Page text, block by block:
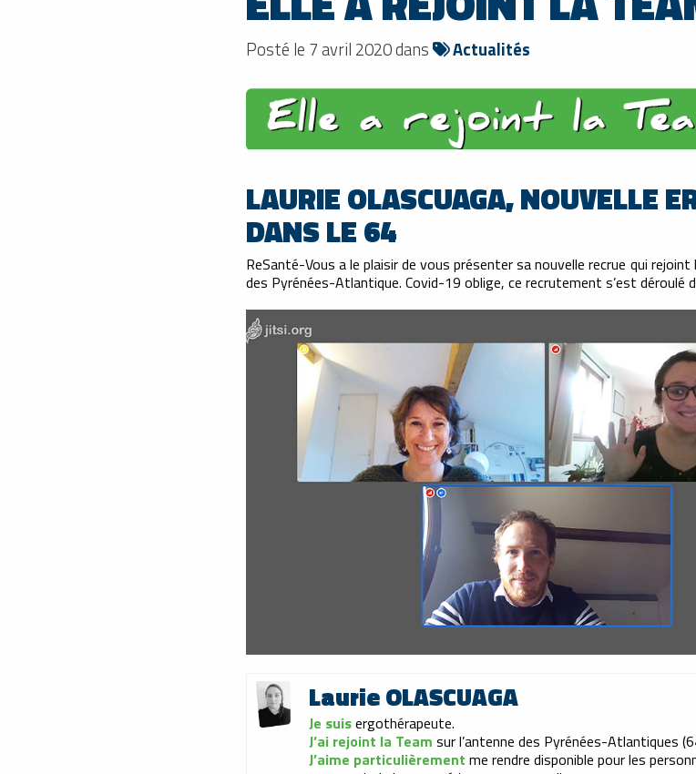
Posté le 7 avril 2020 dans Actualités
LAURIE OLASCUAGA, NOUVELLE
DANS LE 64
ReSanté-Vous a le plaisir de vous présenter sa nouvelle recrue qui rejoint
des Pyrénées-Atlantique. Covid-19 oblige, ce recrutement s’est déroulé
Laurie OLASCUAGA
Je suisergothérapeute.
J’ai rejoint la Team sur l’antenne des Pyrénées-Atlantiques
J’aime particulièrement me rendre disponible pour les